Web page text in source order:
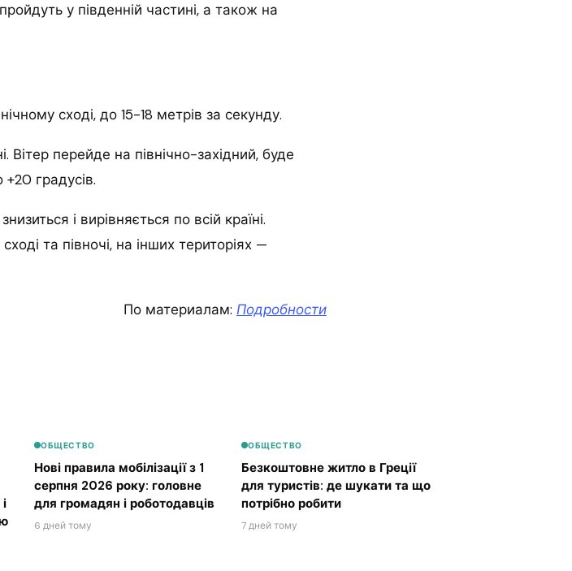
у південній частині, а також на
сході, до 15-18 метрів за секунду.
перейде на північно-західний, буде
градусів.
і вирівняється по всій країні.
та півночі, на інших територіях —
По материалам: Подробности
ОБЩЕСТВО
Нові правила мобілізації з 1
серпня 2026 року: головне
для громадян і роботодавців
6 дней тому
ОБЩЕСТВО
Безкоштовне житло в Греції
для туристів: де шукати та що
потрібно робити
7 дней тому